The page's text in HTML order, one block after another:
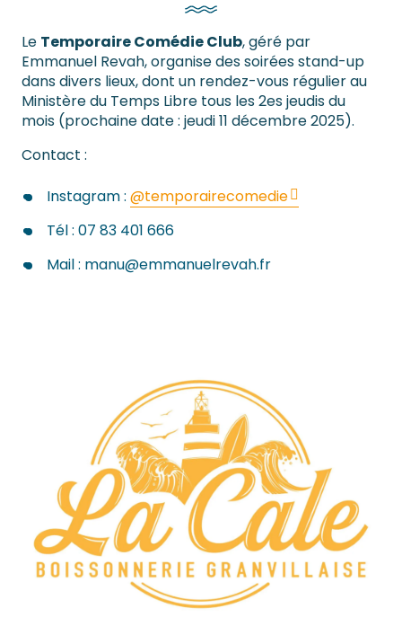
Le Temporaire Comédie Club, géré par
Emmanuel Revah, organise des soirées stand-up
dans divers lieux, dont un rendez-vous régulier au
Ministère du Temps Libre tous les 2es jeudis du
mois (prochaine date : jeudi 11 décembre 2025).
Contact :
Instagram : @temporairecomedie
Tél : 07 83 401 666
Mail : manu@emmanuelrevah.fr